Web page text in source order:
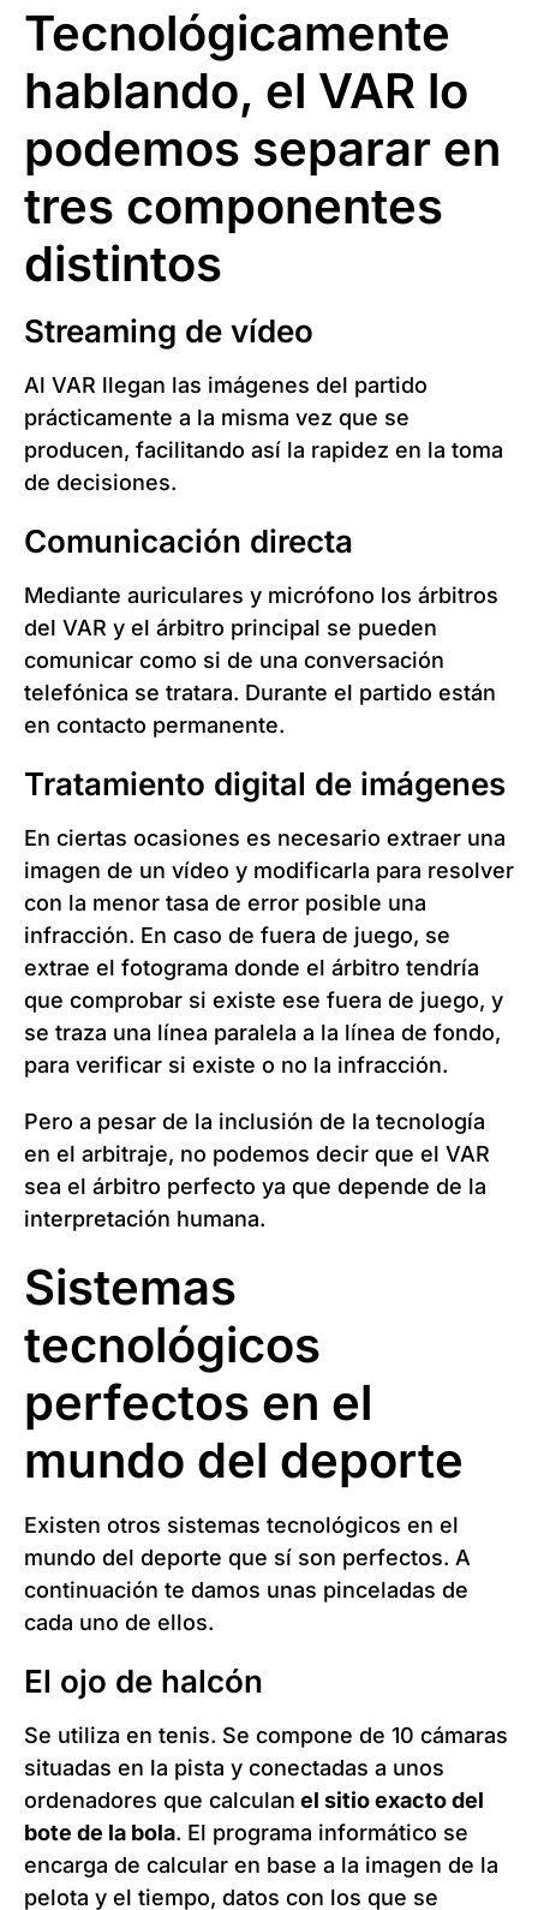
Tecnológicamente
hablando, el VAR lo
podemos separar en
tres componentes
distintos
Streaming de vídeo
Al VAR llegan las imágenes del partido
prácticamente a la misma vez que se
producen, facilitando así la rapidez en la toma
de decisiones.
Comunicación directa
Mediante auriculares y micrófono los árbitros
del VAR y el árbitro principal se pueden
comunicar como si de una conversación
telefónica se tratara. Durante el partido están
en contacto permanente.
Tratamiento digital de imágenes
En ciertas ocasiones es necesario extraer una
imagen de un vídeo y modificarla para resolver
con la menor tasa de error posible una
infracción. En caso de fuera de juego, se
extrae el fotograma donde el árbitro tendría
que comprobar si existe ese fuera de juego, y
se traza una línea paralela a la línea de fondo,
para verificar si existe o no la infracción.
Pero a pesar de la inclusión de la tecnología
en el arbitraje, no podemos decir que el VAR
sea el árbitro perfecto ya que depende de la
interpretación humana.
Sistemas
tecnológicos
perfectos en el
mundo del deporte
Existen otros sistemas tecnológicos en el
mundo del deporte que sí son perfectos. A
continuación te damos unas pinceladas de
cada uno de ellos.
El ojo de halcón
Se utiliza en tenis. Se compone de 10 cámaras
situadas en la pista y conectadas a unos
ordenadores que calculan el sitio exacto del
bote de la bola. El programa informático se
encarga de calcular en base a la imagen de la
pelota y el tiempo, datos con los que se